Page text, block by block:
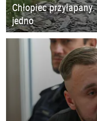
Chłopiec
jedno